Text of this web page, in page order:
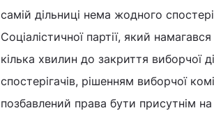
самій дільниці нема жодного
Соціалістичної партії, який
кілька хвилин до закриття виборчої
спостерігачів, рішенням виборчої
позбавлений права бути присутнім